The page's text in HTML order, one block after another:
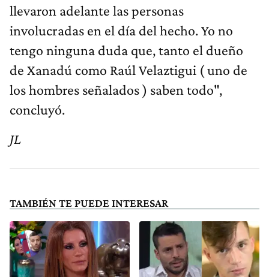
llevaron adelante las personas
involucradas en el día del hecho. Yo no
tengo ninguna duda que, tanto el dueño
de Xanadú como Raúl Velaztigui ( uno de
los hombres señalados ) saben todo",
concluyó.
JL
TAMBIÉN TE PUEDE INTERESAR